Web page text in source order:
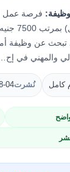
فرصة عمل
أمن
تبحث عن وظيفة
والمهني في إح…
كامل نُشرت04